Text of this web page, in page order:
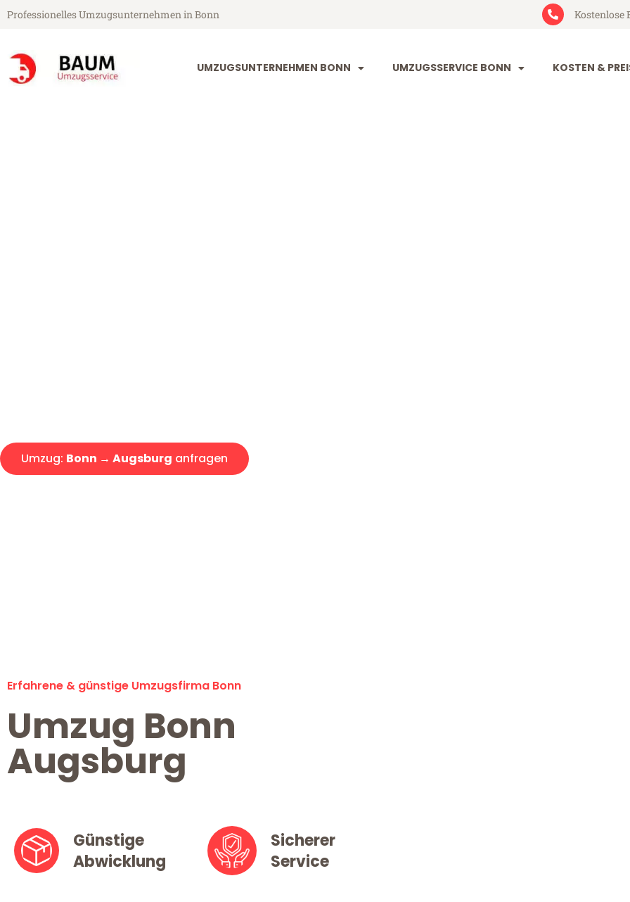
Professionelles Umzugsunternehmen in Bonn Kostenlose
UMZUGSUNTERNEHMEN BONN UMZUGSSERVICE BONN KOSTEN &
Umzug: Bonn → Augsburg anfragen
Erfahrene & günstige Umzugsfirma Bonn
Umzug Bonn
Augsburg
Günstige
Abwicklung
Sicherer
Service